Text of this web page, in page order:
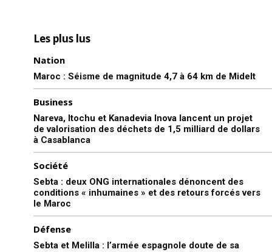
Les plus lus
Nation
Maroc : Séisme de magnitude 4,7 à 64 km de Midelt
Business
Nareva, Itochu et Kanadevia Inova lancent un projet
de valorisation des déchets de 1,5 milliard de dollars
à Casablanca
Société
Sebta : deux ONG internationales dénoncent des
conditions « inhumaines » et des retours forcés vers
le Maroc
Défense
Sebta et Melilla : l’armée espagnole doute de sa